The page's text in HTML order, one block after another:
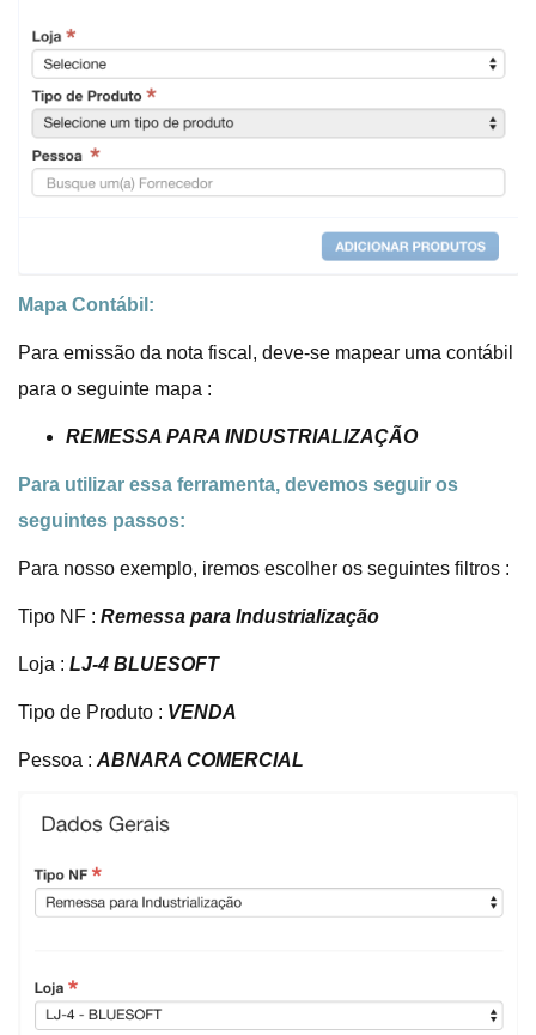
Mapa Contábil:
Para emissão da nota fiscal, deve-se mapear uma contábil
para o seguinte mapa :
REMESSA PARA INDUSTRIALIZAÇÃO
Para utilizar essa ferramenta, devemos seguir os
seguintes passos:
Para nosso exemplo, iremos escolher os seguintes filtros :
Tipo NF : Remessa para Industrialização
Loja : LJ-4 BLUESOFT
Tipo de Produto : VENDA
Pessoa : ABNARA COMERCIAL